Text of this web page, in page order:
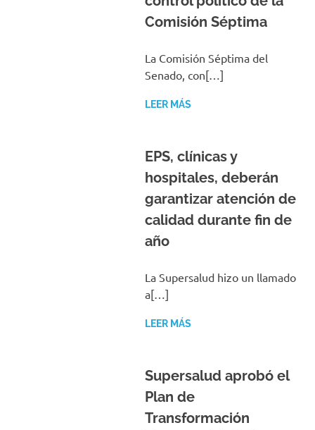
Comisión Séptima
La Comisión Séptima del
Senado, con[…]
LEER MÁS
EPS, clínicas y
hospitales, deberán
garantizar atención de
calidad durante fin de
año
La Supersalud hizo un llamado
a[…]
LEER MÁS
Supersalud aprobó el
Plan de
Transformación